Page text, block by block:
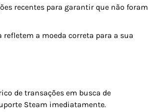
recentes para garantir que não foram
a moeda correta para a sua
de transações em busca de
Steam imediatamente.